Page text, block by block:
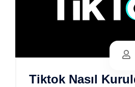
Tiktok Nasıl